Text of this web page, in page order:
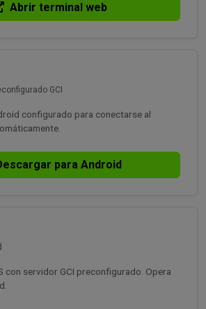
Abrir terminal web
GCI
configurado para conectarse al
para Android
con servidor GCI preconfigurado. Opera